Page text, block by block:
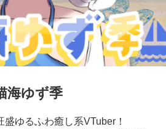
海ゆず季
ゆるふわ癒し系VTuber！